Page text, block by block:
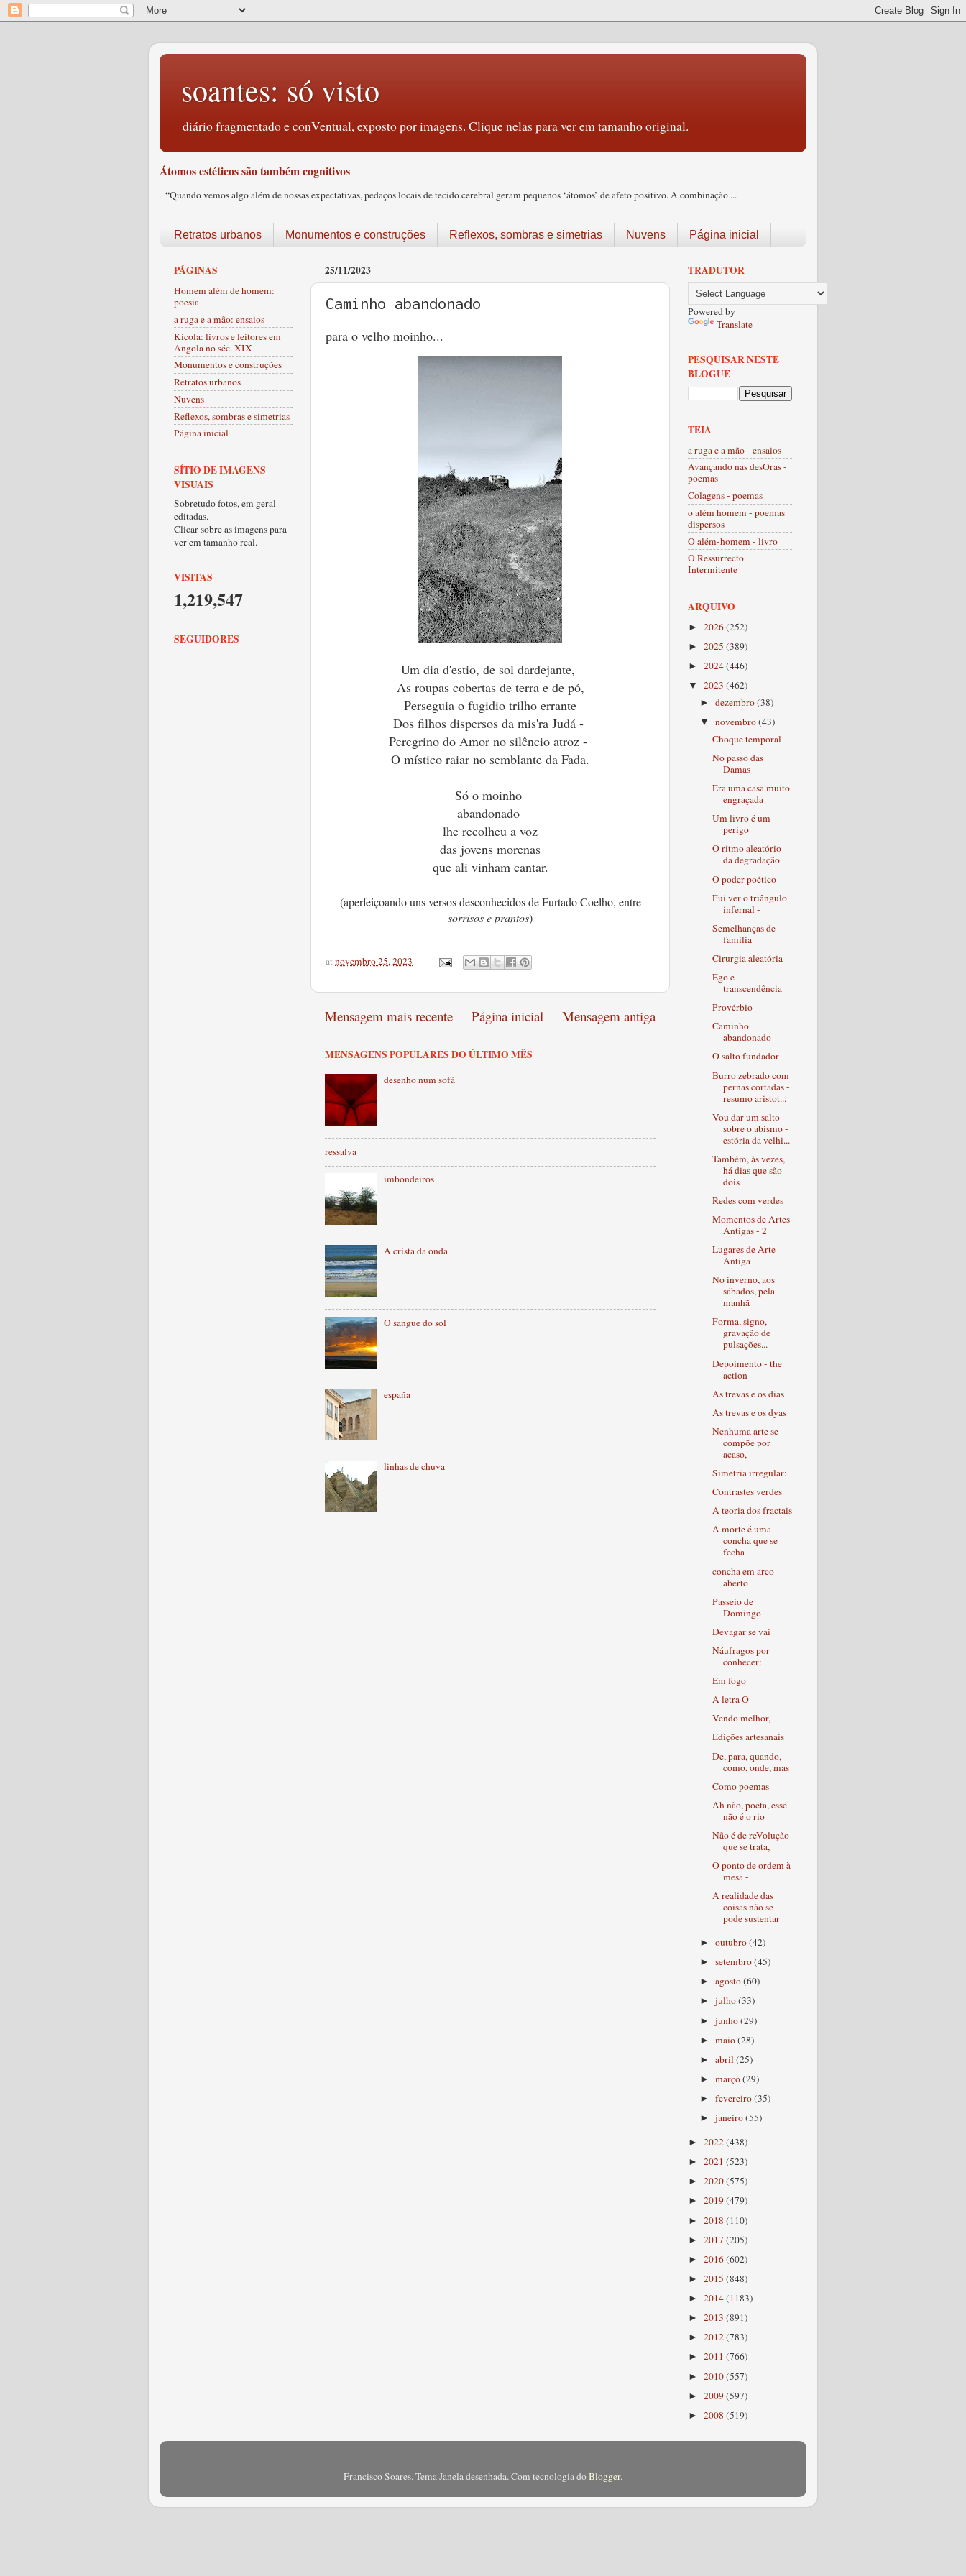
soantes: só visto
diário fragmentado e conVentual, exposto por imagens. Clique nelas para ver em tamanho original.
Átomos estéticos são também cognitivos
“Quando vemos algo além de nossas expectativas, pedaços locais de tecido cerebral geram pequenos ‘átomos’ de afeto positivo. A combinação ...
Retratos urbanos Monumentos e construções Reflexos, sombras e simetrias Nuvens Página inicial
25/11/2023
Caminho abandonado
para o velho moinho...
Um dia d'estio, de sol dardejante,
As roupas cobertas de terra e de pó,
Perseguia o fugidio trilho errante
Dos filhos dispersos da mis'ra Judá -
Peregrino do Amor no silêncio atroz -
O místico raiar no semblante da Fada.
Só o moinho
abandonado
lhe recolheu a voz
das jovens morenas
que ali vinham cantar.
(aperfeiçoando uns versos desconhecidos de Furtado Coelho, entre
sorrisos e prantos)
atnovembro 25, 2023
Mensagem mais recente Mensagem antiga
Página inicial
MENSAGENS POPULARES DO ÚLTIMO MÊS
desenho num sofá
ressalva
imbondeiros
A crista da onda
O sangue do sol
españa
linhas de chuva
PÁGINAS
Homem além de homem:
poesia
a ruga e a mão: ensaios
Kicola: livros e leitores em
Angola no séc. XIX
Monumentos e construções
Retratos urbanos
Nuvens
Reflexos, sombras e simetrias
Página inicial
SÍTIO DE IMAGENS
VISUAIS
Sobretudo fotos, em geral
editadas.
Clicar sobre as imagens para
ver em tamanho real.
VISITAS
1,219,547
SEGUIDORES
TRADUTOR
Powered by
Translate
PESQUISAR NESTE
BLOGUE
TEIA
a ruga e a mão - ensaios
Avançando nas desOras -
poemas
Colagens - poemas
o além homem - poemas
dispersos
O além-homem - livro
O Ressurrecto
Intermitente
ARQUIVO
► 2026(252)
► 2025 (389)
► 2024(446)
▼ 2023 (462)
►dezembro(38)
▼novembro(43)
Choque temporal
No passo das
Damas
Era uma casa muito
engraçada
Um livro é um
perigo
O ritmo aleatório
da degradação
O poder poético
Fui ver o triângulo
infernal -
Semelhanças de
família
Cirurgia aleatória
Ego e
transcendência
Provérbio
Caminho
abandonado
O salto fundador
Burro zebrado com
pernas cortadas -
resumo aristot...
Vou dar um salto
sobre o abismo -
estória da velhi...
Também, às vezes,
há dias que são
dois
Redes com verdes
Momentos de Artes
Antigas - 2
Lugares de Arte
Antiga
No inverno, aos
sábados, pela
manhã
Forma, signo,
gravação de
pulsações...
Depoimento - the
action
As trevas e os dias
As trevas e os dyas
Nenhuma arte se
compõe por
acaso,
Simetria irregular:
Contrastes verdes
A teoria dos fractais
A morte é uma
concha que se
fecha
concha em arco
aberto
Passeio de
Domingo
Devagar se vai
Náufragos por
conhecer:
Em fogo
A letra O
Vendo melhor,
Edições artesanais
De, para, quando,
como, onde, mas
Como poemas
Ah não, poeta, esse
não é o rio
Não é de reVolução
que se trata,
O ponto de ordem à
mesa -
A realidade das
coisas não se
pode sustentar
►outubro(42)
►setembro(45)
►agosto(60)
►julho(33)
►junho(29)
►maio(28)
►abril(25)
►março(29)
►fevereiro(35)
►janeiro(55)
► 2022(438)
► 2021 (523)
► 2020(575)
► 2019(479)
► 2018 (110)
► 2017 (205)
► 2016(602)
► 2015 (848)
► 2014(1183)
► 2013 (891)
► 2012(783)
► 2011 (766)
► 2010(557)
► 2009(597)
► 2008 (519)
Francisco Soares. Tema Janela desenhada. Com tecnologia doBlogger.